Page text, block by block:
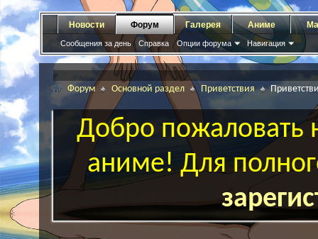
Новости Форум
Сообщения за день Справка Опции форума Навигация
Галерея Аниме
Форум Основной раздел Приветствия
Добро пожаловать
аниме! Для